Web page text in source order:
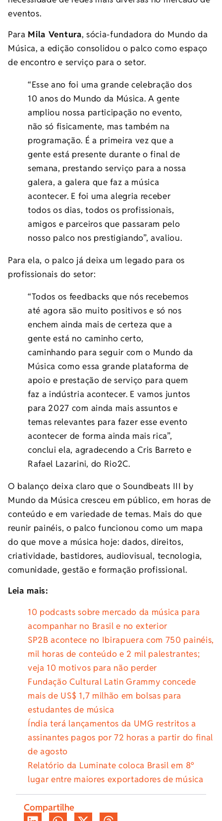
eventos.
Para Mila Ventura, sócia-fundadora do Mundo da
Música, a edição consolidou o palco como espaço
de encontro e serviço para o setor.
“Esse ano foi uma grande celebração dos
10 anos do Mundo da Música. A gente
ampliou nossa participação no evento,
não só fisicamente, mas também na
programação. É a primeira vez que a
gente está presente durante o final de
semana, prestando serviço para a nossa
galera, a galera que faz a música
acontecer. E foi uma alegria receber
todos os dias, todos os profissionais,
amigos e parceiros que passaram pelo
nosso palco nos prestigiando”, avaliou.
Para ela, o palco já deixa um legado para os
profissionais do setor:
“Todos os feedbacks que nós recebemos
até agora são muito positivos e só nos
enchem ainda mais de certeza que a
gente está no caminho certo,
caminhando para seguir com o Mundo da
Música como essa grande plataforma de
apoio e prestação de serviço para quem
faz a indústria acontecer. E vamos juntos
para 2027 com ainda mais assuntos e
temas relevantes para fazer esse evento
acontecer de forma ainda mais rica”,
conclui ela, agradecendo a Cris Barreto e
Rafael Lazarini, do Rio2C.
O balanço deixa claro que o Soundbeats III by
Mundo da Música cresceu em público, em horas de
conteúdo e em variedade de temas. Mais do que
reunir painéis, o palco funcionou como um mapa
do que move a música hoje: dados, direitos,
criatividade, bastidores, audiovisual, tecnologia,
comunidade, gestão e formação profissional.
Leia mais:
10 podcasts sobre mercado da música para
acompanhar no Brasil e no exterior
SP2B acontece no Ibirapuera com 750 painéis,
mil horas de conteúdo e 2 mil palestrantes;
veja 10 motivos para não perder
Fundação Cultural Latin Grammy concede
mais de US$ 1,7 milhão em bolsas para
estudantes de música
Índia terá lançamentos da UMG restritos a
assinantes pagos por 72 horas a partir do final
de agosto
Relatório da Luminate coloca Brasil em 8º
lugar entre maiores exportadores de música
Compartilhe